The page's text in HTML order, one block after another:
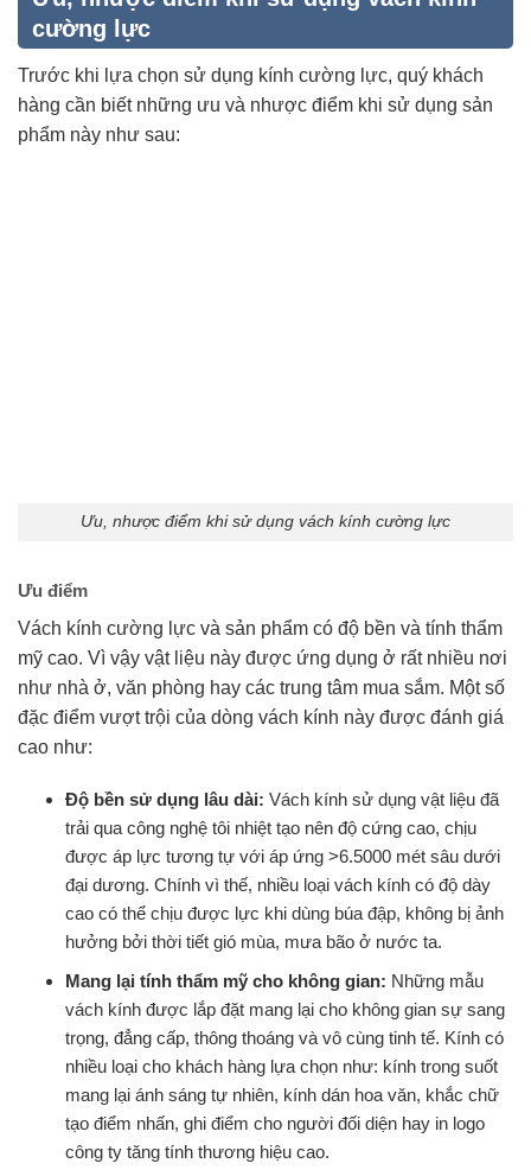
cường lực
Trước khi lựa chọn sử dụng kính cường lực, quý khách
hàng cần biết những ưu và nhược điểm khi sử dụng sản
phẩm này như sau:
Ưu, nhược điểm khi sử dụng vách kính cường lực
Ưu điểm
Vách kính cường lực và sản phẩm có độ bền và tính thẩm
mỹ cao. Vì vậy vật liệu này được ứng dụng ở rất nhiều nơi
như nhà ở, văn phòng hay các trung tâm mua sắm. Một số
đặc điểm vượt trội của dòng vách kính này được đánh giá
cao như:
Độ bền sử dụng lâu dài: Vách kính sử dụng vật liệu đã
trải qua công nghệ tôi nhiệt tạo nên độ cứng cao, chịu
được áp lực tương tự với áp ứng >6.5000 mét sâu dưới
đại dương. Chính vì thế, nhiều loại vách kính có độ dày
cao có thể chịu được lực khi dùng búa đập, không bị ảnh
hưởng bởi thời tiết gió mùa, mưa bão ở nước ta.
Mang lại tính thẩm mỹ cho không gian: Những mẫu
vách kính được lắp đặt mang lại cho không gian sự sang
trọng, đẳng cấp, thông thoáng và vô cùng tinh tế. Kính có
nhiều loại cho khách hàng lựa chọn như: kính trong suốt
mang lại ánh sáng tự nhiên, kính dán hoa văn, khắc chữ
tạo điểm nhấn, ghi điểm cho người đối diện hay in logo
công ty tăng tính thương hiệu cao.